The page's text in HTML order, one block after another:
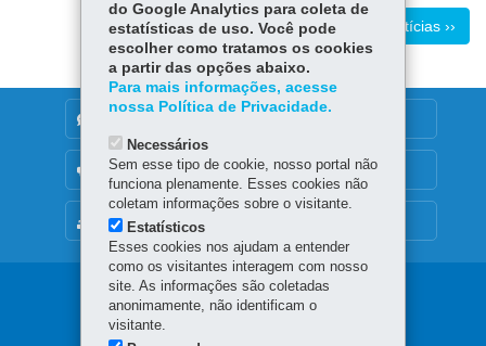
Mais notícias ››
MAPA DO SITE
OUVIDORIA
Navegação
principal
do Google Analytics para coleta de
estatísticas de uso. Você pode
escolher como tratamos os cookies
a partir das opções abaixo.
Para mais informações, acesse
nossa Política de Privacidade.
Necessários
Sem esse tipo de cookie, nosso portal não
funciona plenamente. Esses cookies não
coletam informações sobre o visitante.
Estatísticos
Esses cookies nos ajudam a entender
como os visitantes interagem com nosso
site. As informações são coletadas
anonimamente, não identificam o
visitante.